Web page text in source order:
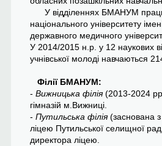
У відділеннях БМАНУМ
національного університету
державного медичного
У 2014/2015 н.р. у 12 наукових
учнівської молоді навчаються
Філії БМАНУМ:
- Вижницька філія(2013-2024
гімназій м.Вижниці.
- Путильська філія(заснована з
ліцею Путильської селищної
директора ліцею.